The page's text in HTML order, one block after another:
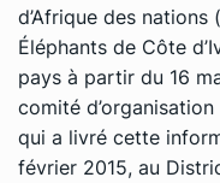
d’Afrique des
Éléphants de Côte
pays à partir du 16
comité
qui a livré cette
février 2015, au